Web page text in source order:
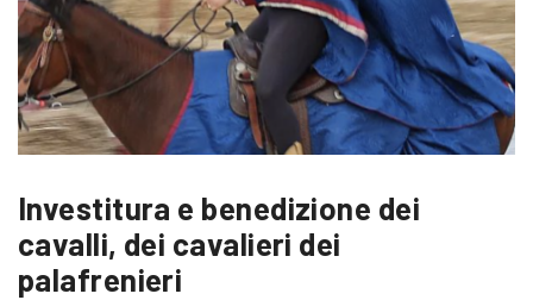
Investitura e benedizione dei
cavalli, dei cavalieri dei
palafrenieri